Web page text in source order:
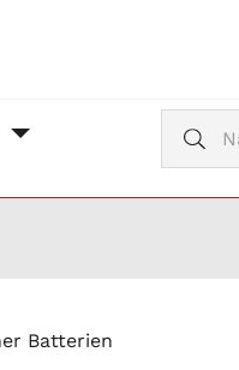
JAK NAKUPOVAT
Batterien